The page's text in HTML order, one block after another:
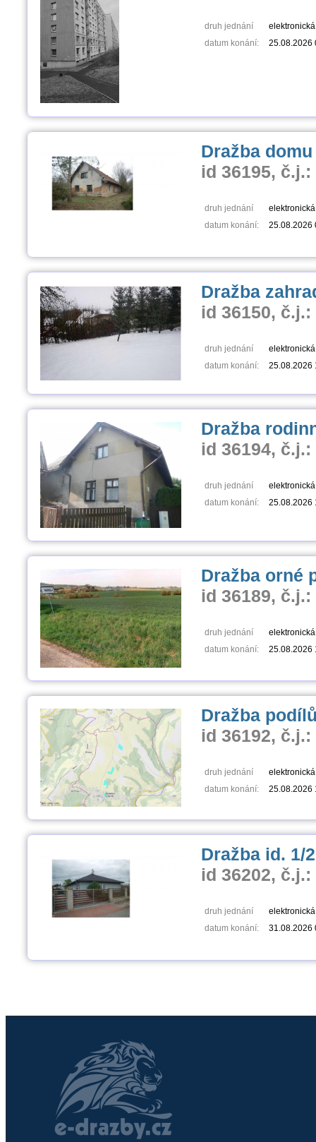
druh jednání
datum konání:
25.08.2026
Dražba
id 36195, č.j.:
druh jednání
datum konání:
25.08.2026
Dražba
id 36150, č.j.:
druh jednání
datum konání:
25.08.2026
Dražba
id 36194, č.j.:
druh jednání
datum konání:
25.08.2026
Dražba orné
id 36189, č.j.:
druh jednání
datum konání:
25.08.2026
Dražba
id 36192, č.j.:
druh jednání
datum konání:
25.08.2026
Dražba id. 1/
id 36202, č.j.:
druh jednání
datum konání:
31.08.2026